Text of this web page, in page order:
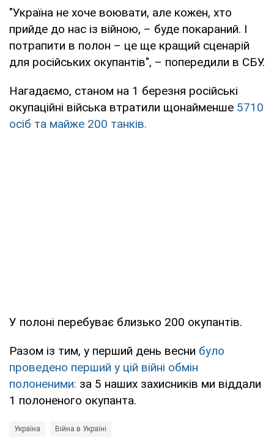
"Україна не хоче воювати, але кожен, хто
прийде до нас із війною, – буде покараний. І
потрапити в полон – це ще кращий сценарій
для російських окупантів", – попередили в СБУ.
Нагадаємо, станом на 1 березня російські
окупаційні війська втратили щонайменше 5710
осіб та майже 200 танків.
У полоні перебуває близько 200 окупантів.
Разом із тим, у перший день весни було
проведено перший у цій війні обмін
полоненими: за 5 наших захисників ми віддали
1 полоненого окупанта.
Україна Війна в Україні